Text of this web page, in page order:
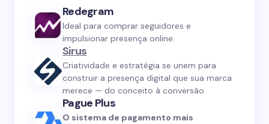
Redegram
Ideal para comprar seguidores e
impulsionar presença online.
Sirus
Criatividade e estratégia se unem para
construir a presença digital que sua marca
merece — do conceito à conversão.
Pague Plus
O sistema de pagamento mais